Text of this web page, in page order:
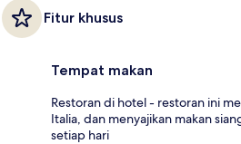
Fitur khusus
Tempat makan
Restoran di hotel - restoran ini
Italia, dan menyajikan makan
setiap hari